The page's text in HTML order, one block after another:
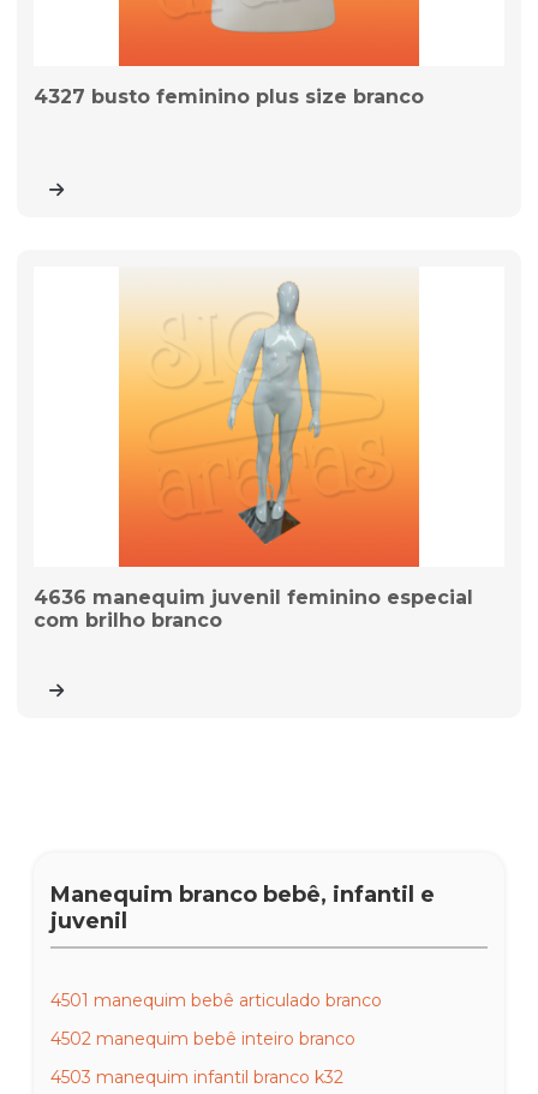
4327 busto feminino plus size branco
4636 manequim juvenil feminino especial
com brilho branco
Manequim branco bebê, infantil e
juvenil
4501 manequim bebê articulado branco
4502 manequim bebê inteiro branco
4503 manequim infantil branco k32